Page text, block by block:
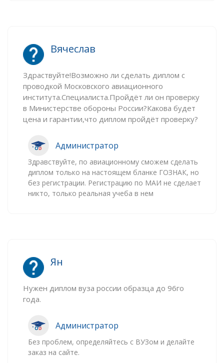
Вячеслав
Здраствуйте!Возможно ли сделать диплом с
проводкой Московского авиационного
института.Специалиста.Пройдёт ли он проверку
в Министерстве обороны России?Какова будет
цена и гарантии,что диплом пройдёт проверку?
Администратор
Здравствуйте, по авиационному сможем сделать
диплом только на настоящем бланке ГОЗНАК, но
без регистрации. Регистрацию по МАИ не сделает
никто, только реальная учеба в нем
Ян
Нужен диплом вуза россии образца до 96го
года.
Администратор
Без проблем, определяйтесь с ВУЗом и делайте
заказ на сайте.